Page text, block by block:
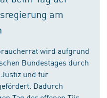
am
wird aufgrund
Bundestages durch
und für
Dadurch